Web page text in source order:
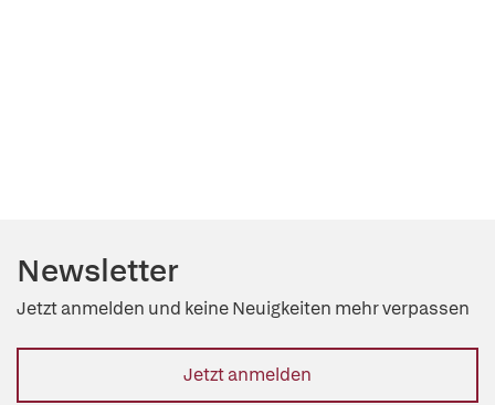
Newsletter
Jetzt anmelden und keine Neuigkeiten mehr verpassen
Jetzt anmelden